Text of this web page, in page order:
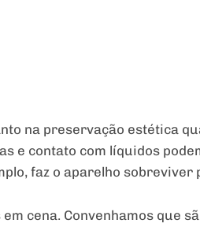
na preservação estética
e contato com líquidos
faz o aparelho sobreviver
cena. Convenhamos que